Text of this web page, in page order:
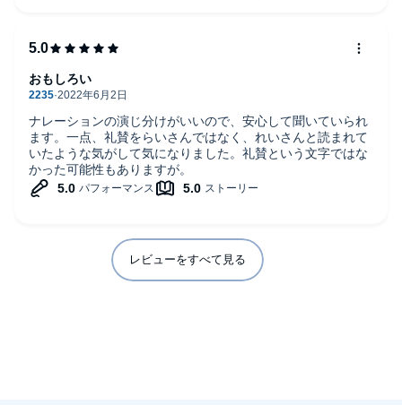
ナレーションの演じ分けがいいので、安心して聞いていられ
ます。一点、礼賛をらいさんではなく、れいさんと読まれて
いたような気がして気になりました。礼賛という文字ではな
かった可能性もありますが。
おもしろい
レビューをすべて見る